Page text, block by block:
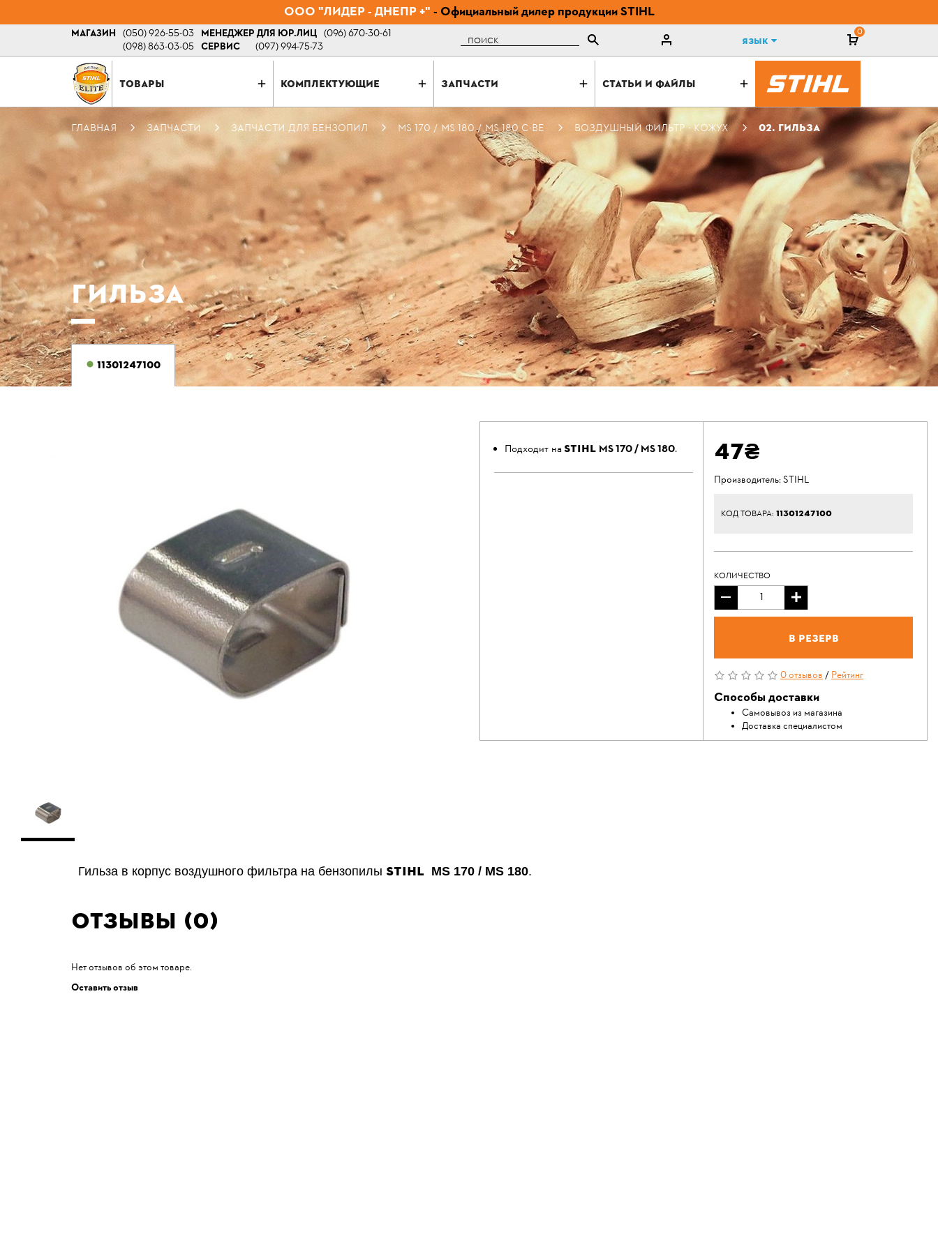
ООО "ЛИДЕР - ДНЕПР +" - Официальный дилер продукции STIHL
МАГАЗИН (050) 926-55-03
(098) 863-03-05
МЕНЕДЖЕР ДЛЯ ЮР.ЛИЦ (096) 670-30-61
СЕРВИС
(097) 994-75-73 Поиск Язык
0
ТОВАРЫ КОМПЛЕКТУЮЩИЕ ЗАПЧАСТИ СТАТЬИ И ФАЙЛЫ
ГЛАВНАЯ ЗАПЧАСТИ ЗАПЧАСТИ ДЛЯ БЕНЗОПИЛ MS 170 / MS 180 / MS 180 C-BE ВОЗДУШНЫЙ ФИЛЬТР - КОЖУХ 02. ГИЛЬЗА
ГИЛЬЗА
11301247100
Подходит наSTIHL MS 170 / MS 180. 47₴
Производитель:STIHL
КОД ТОВАРА: 11301247100
КОЛИЧЕСТВО
В резерв
0 отзывов/Рейтинг
Способы доставки
Самовывоз из магазина
Доставка специалистом
Гильза в корпус воздушного фильтра на бензопилы STIHL MS 170 / MS 180.
Отзывы (0)
Нет отзывов об этом товаре.
Оставить отзыв